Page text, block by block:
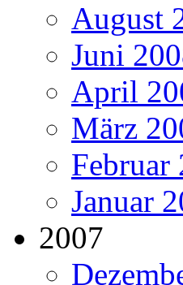
August
Juni
April
März
Februar
Januar
2007